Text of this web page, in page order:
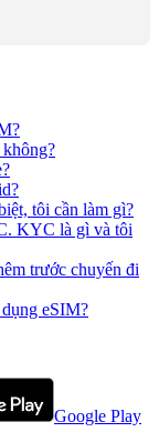
tôi cần làm gì?
KYC là gì và tôi
trước chuyến đi
eSIM?
Google Play